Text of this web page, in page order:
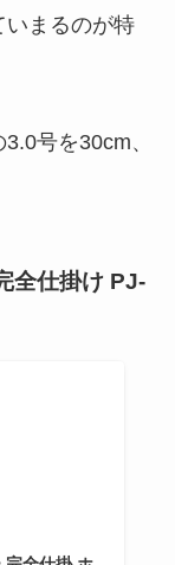
いまるのが特
号を30cm、
全仕掛け PJ-